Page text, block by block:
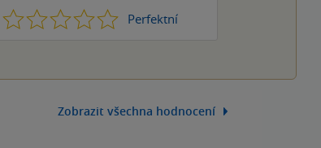
1 2 3 4 Perfektní
5
Zobrazit všechna hodnocení